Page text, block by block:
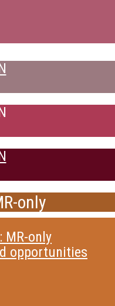
only
MR-only
opportunities